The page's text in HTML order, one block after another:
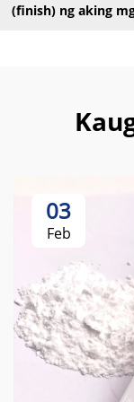
(finish) ng aking
03
Feb